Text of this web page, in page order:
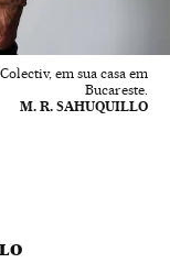
em sua casa em
Bucareste.
M. R. SAHUQUILLO